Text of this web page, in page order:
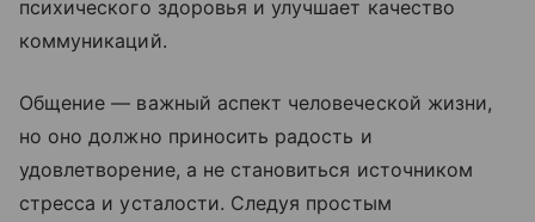
психического здоровья и улучшает качество
коммуникаций.
Общение — важный аспект человеческой жизни,
но оно должно приносить радость и
удовлетворение, а не становиться источником
стресса и усталости. Следуя простым